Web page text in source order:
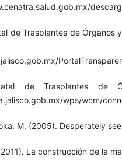
de Trasplantes de Órganos
de Trasplantes de
wps/wcm/
M. (2005). Desperately
La construcción de la